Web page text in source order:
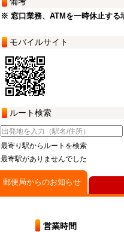
※ 窓口業務、ATMを一時休止する
モバイルサイト
ルート検索
最寄り駅からルートを検索
最寄駅がありませんでした
郵便局からのお知らせ
営業時間